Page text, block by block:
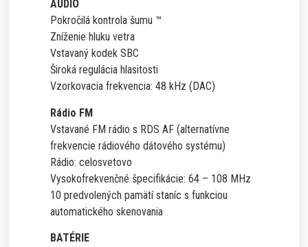
AUDIO
Pokročilá kontrola šumu ™
Zníženie hluku vetra
Vstavaný kodek SBC
Široká regulácia hlasitosti
Vzorkovacia frekvencia: 48 kHz (DAC)
Rádio FM
Vstavané FM rádio s RDS AF (alternatívne
frekvencie rádiového dátového systému)
Rádio: celosvetovo
Vysokofrekvenčné špecifikácie: 64 – 108 MHz
10 predvolených pamätí staníc s funkciou
automatického skenovania
BATÉRIE